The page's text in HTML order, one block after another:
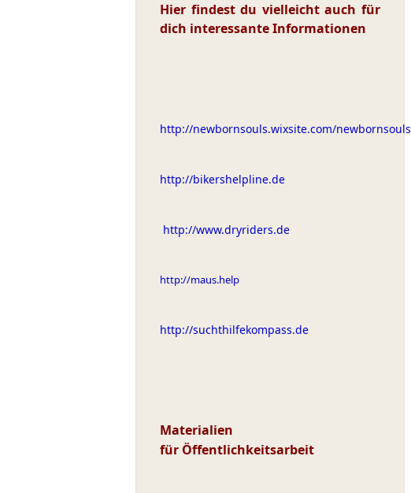
Hier findest du vielleicht auch für
dich interessante Informationen
http://newbornsouls.wixsite.com/newbornsouls
http://bikershelpline.de
http://www.dryriders.de
http://maus.help
http://suchthilfekompass.de
Materialien
für Öffentlichkeitsarbeit